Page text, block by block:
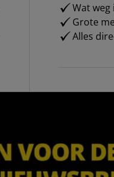
Wat weg
Grote
Alles